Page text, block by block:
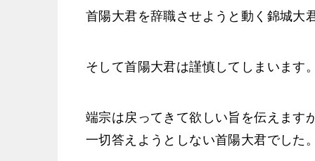
首陽大君を辞職させようと動く錦城大君
そして首陽大君は謹慎してしまいます。
端宗は戻ってきて欲しい旨を伝えます
一切答えようとしない首陽大君でした。